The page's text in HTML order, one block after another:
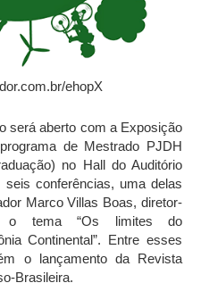
ehopX
será aberto com a Exposição
de Mestrado PJDH
no Hall do Auditório
conferências, uma delas
Marco Villas Boas, diretor-
o tema “Os limites do
Continental”. Entre esses
o lançamento da Revista
Brasileira.